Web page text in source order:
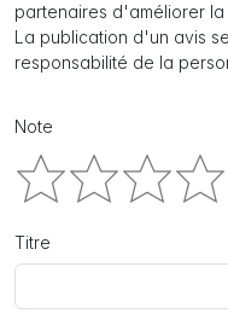
partenaires d'améliorer
La publication d'un avis
responsabilité de la
Note
Titre